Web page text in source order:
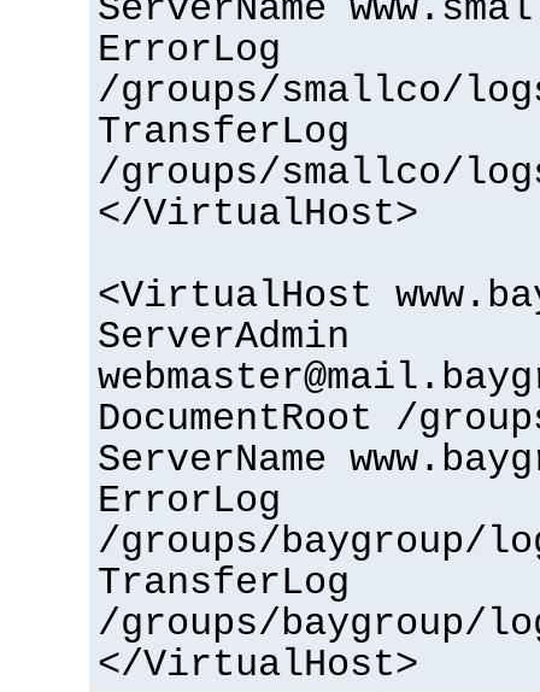
ServerName
ErrorLog
/groups/smallco/
TransferLog
/groups/smallco/
</VirtualHost>
<VirtualHost
ServerAdmin
DocumentRoot /
ServerName
ErrorLog
/groups/baygroup/
TransferLog
/groups/baygroup/
</VirtualHost>